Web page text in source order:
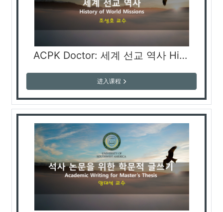
ACPK Doctor: 세계 선교 역사 History of World Missions «История всемирной миссии»
进入课程